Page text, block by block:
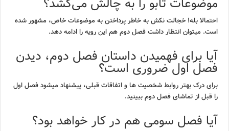
احتمالا بله! خجالت نکش به خاطر پرداختن به موضوعات خاص، مشهور شده
است. میتوان انتظار داشت فصل دوم هم این رویه را ادامه دهد.
آیا برای فهمیدن داستان فصل دوم، دیدن
فصل اول ضروری است؟
برای درک بهتر روابط شخصیت ها و اتفاقات قبلی، پیشنهاد میشود فصل اول
را قبل از تماشای فصل دوم ببینید.
آیا فصل سومی هم در کار خواهد بود؟